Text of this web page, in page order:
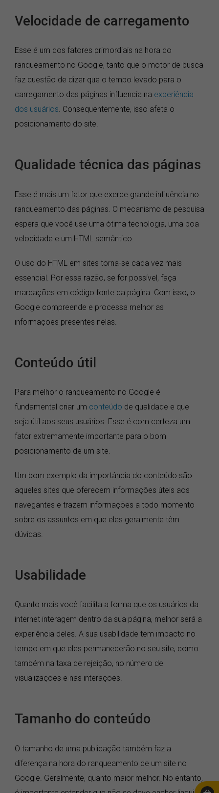
Velocidade de carregamento
Esse é um dos fatores primordiais na hora do
ranqueamento no Google, tanto que o motor de busca
faz questão de dizer que o tempo levado para o
carregamento das páginas influencia na experiência
dos usuários. Consequentemente, isso afeta o
posicionamento do site.
Qualidade técnica das páginas
Esse é mais um fator que exerce grande influência no
ranqueamento das páginas. O mecanismo de pesquisa
espera que você use uma ótima tecnologia, uma boa
velocidade e um HTML semântico.
O uso do HTML em sites torna-se cada vez mais
essencial. Por essa razão, se for possível, faça
marcações em código fonte da página. Com isso, o
Google compreende e processa melhor as
informações presentes nelas.
Conteúdo útil
Para melhor o ranqueamento no Google é
fundamental criar um conteúdo de qualidade e que
seja útil aos seus usuários. Esse é com certeza um
fator extremamente importante para o bom
posicionamento de um site.
Um bom exemplo da importância do conteúdo são
aqueles sites que oferecem informações úteis aos
navegantes e trazem informações a todo momento
sobre os assuntos em que eles geralmente têm
dúvidas.
Usabilidade
Quanto mais você facilita a forma que os usuários da
internet interagem dentro da sua página, melhor será a
experiência deles. A sua usabilidade tem impacto no
tempo em que eles permanecerão no seu site, como
também na taxa de rejeição, no número de
visualizações e nas interações.
Tamanho do conteúdo
O tamanho de uma publicação também faz a
diferença na hora do ranqueamento de um site no
Google. Geralmente, quanto maior melhor. No entanto,